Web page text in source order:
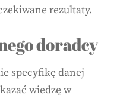
rezultaty.
doradcy
specyfikę danej
wiedzę w